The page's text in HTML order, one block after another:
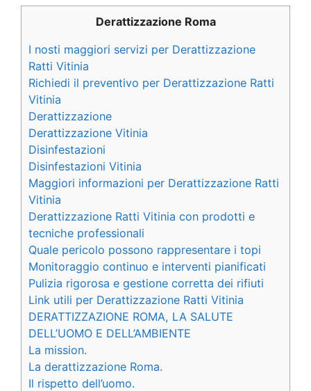
Derattizzazione Roma
I nosti maggiori servizi per Derattizzazione
Ratti Vitinia
Richiedi il preventivo per Derattizzazione Ratti
Vitinia
Derattizzazione
Derattizzazione Vitinia
Disinfestazioni
Disinfestazioni Vitinia
Maggiori informazioni per Derattizzazione Ratti
Vitinia
Derattizzazione Ratti Vitinia con prodotti e
tecniche professionali
Quale pericolo possono rappresentare i topi
Monitoraggio continuo e interventi pianificati
Pulizia rigorosa e gestione corretta dei rifiuti
Link utili per Derattizzazione Ratti Vitinia
DERATTIZZAZIONE ROMA, LA SALUTE
DELL’UOMO E DELL’AMBIENTE
La mission.
La derattizzazione Roma.
Il rispetto dell’uomo.